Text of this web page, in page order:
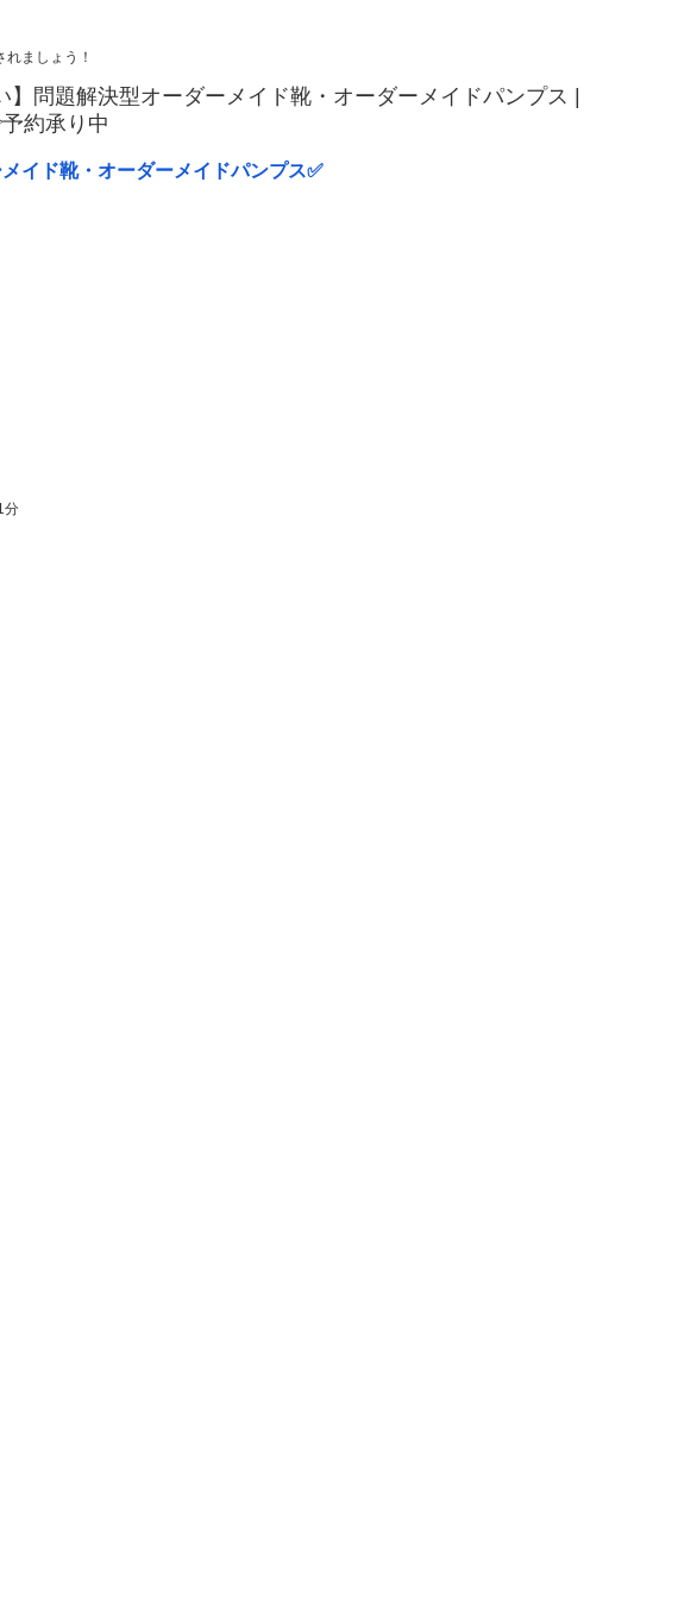
ましょう！
問題解決型オーダーメイド靴・オーダーメイドパンプス |
約承り中
イド靴・オーダーメイドパンプス✅
分